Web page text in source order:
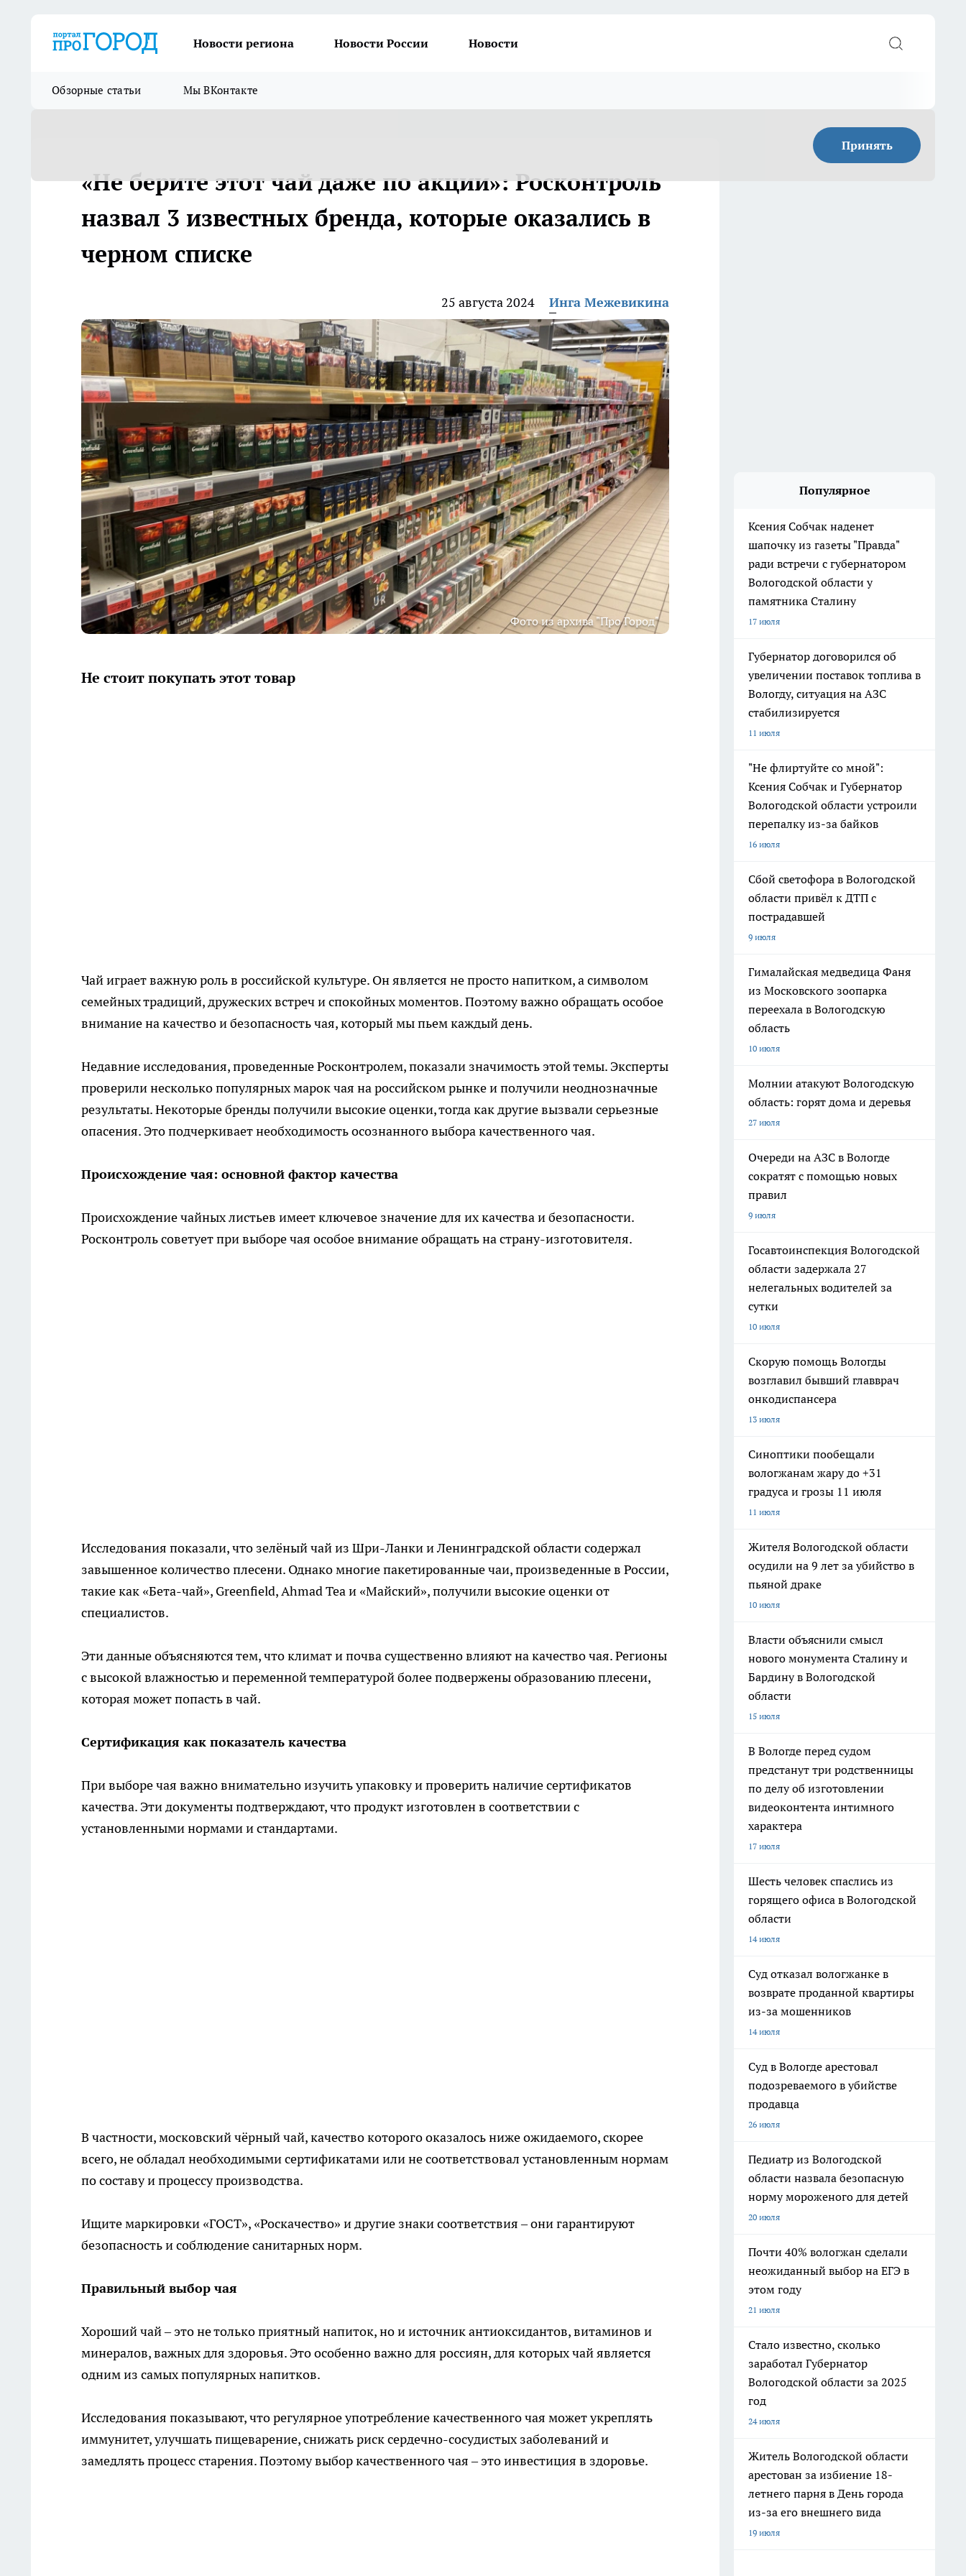
Новости региона Новости России Новости
Обзорные статьи Мы ВКонтакте
Принять
«Не берите этот чай даже по акции»: Росконтроль
назвал 3 известных бренда, которые оказались в
черном списке
25 августа 2024 Инга Межевикина
Фото из архива "Про Город"
Не стоит покупать этот товар
Чай играет важную роль в российской культуре. Он является не просто напитком, а символом
семейных традиций, дружеских встреч и спокойных моментов. Поэтому важно обращать особое
внимание на качество и безопасность чая, который мы пьем каждый день.
Недавние исследования, проведенные Росконтролем, показали значимость этой темы. Эксперты
проверили несколько популярных марок чая на российском рынке и получили неоднозначные
результаты. Некоторые бренды получили высокие оценки, тогда как другие вызвали серьезные
опасения. Это подчеркивает необходимость осознанного выбора качественного чая.
Происхождение чая: основной фактор качества
Происхождение чайных листьев имеет ключевое значение для их качества и безопасности.
Росконтроль советует при выборе чая особое внимание обращать на страну-изготовителя.
Исследования показали, что зелёный чай из Шри-Ланки и Ленинградской области содержал
завышенное количество плесени. Однако многие пакетированные чаи, произведенные в России,
такие как «Бета-чай», Greenfield, Ahmad Tea и «Майский», получили высокие оценки от
специалистов.
Эти данные объясняются тем, что климат и почва существенно влияют на качество чая. Регионы
с высокой влажностью и переменной температурой более подвержены образованию плесени,
которая может попасть в чай.
Сертификация как показатель качества
При выборе чая важно внимательно изучить упаковку и проверить наличие сертификатов
качества. Эти документы подтверждают, что продукт изготовлен в соответствии с
установленными нормами и стандартами.
В частности, московский чёрный чай, качество которого оказалось ниже ожидаемого, скорее
всего, не обладал необходимыми сертификатами или не соответствовал установленным нормам
по составу и процессу производства.
Ищите маркировки «ГОСТ», «Роскачество» и другие знаки соответствия – они гарантируют
безопасность и соблюдение санитарных норм.
Правильный выбор чая
Хороший чай – это не только приятный напиток, но и источник антиоксидантов, витаминов и
минералов, важных для здоровья. Это особенно важно для россиян, для которых чай является
одним из самых популярных напитков.
Исследования показывают, что регулярное употребление качественного чая может укреплять
иммунитет, улучшать пищеварение, снижать риск сердечно-сосудистых заболеваний и
замедлять процесс старения. Поэтому выбор качественного чая – это инвестиция в здоровье.
Популярное
Ксения Собчак наденет
шапочку из газеты "Правда"
ради встречи с губернатором
Вологодской области у
памятника Сталину
17 июля
Губернатор договорился об
увеличении поставок топлива в
Вологду, ситуация на АЗС
стабилизируется
11 июля
"Не флиртуйте со мной":
Ксения Собчак и Губернатор
Вологодской области устроили
перепалку из-за байков
16 июля
Сбой светофора в Вологодской
области привёл к ДТП с
пострадавшей
9 июля
Гималайская медведица Фаня
из Московского зоопарка
переехала в Вологодскую
область
10 июля
Молнии атакуют Вологодскую
область: горят дома и деревья
27 июля
Очереди на АЗС в Вологде
сократят с помощью новых
правил
9 июля
Госавтоинспекция Вологодской
области задержала 27
нелегальных водителей за
сутки
10 июля
Скорую помощь Вологды
возглавил бывший главврач
онкодиспансера
13 июля
Синоптики пообещали
вологжанам жару до +31
градуса и грозы 11 июля
11 июля
Жителя Вологодской области
осудили на 9 лет за убийство в
пьяной драке
10 июля
Власти объяснили смысл
нового монумента Сталину и
Бардину в Вологодской
области
15 июля
В Вологде перед судом
предстанут три родственницы
по делу об изготовлении
видеоконтента интимного
характера
17 июля
Шесть человек спаслись из
горящего офиса в Вологодской
области
14 июля
Суд отказал вологжанке в
возврате проданной квартиры
из-за мошенников
14 июля
Суд в Вологде арестовал
подозреваемого в убийстве
продавца
26 июля
Педиатр из Вологодской
области назвала безопасную
норму мороженого для детей
20 июля
Почти 40% вологжан сделали
неожиданный выбор на ЕГЭ в
этом году
21 июля
Стало известно, сколько
заработал Губернатор
Вологодской области за 2025
год
24 июля
Житель Вологодской области
арестован за избиение 18-
летнего парня в День города
из-за его внешнего вида
19 июля